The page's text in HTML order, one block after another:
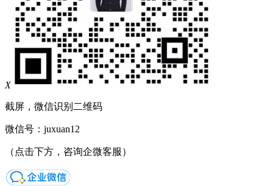
X
截屏，微信识别二维码
微信号： juxuan12
（点击下方，咨询企微客服）